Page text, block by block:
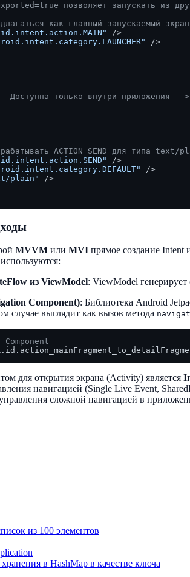
позволяет запускать из
как главный запускаемый
/>
/>
Доступна только внутри приложения -->
ACTION_SEND для типа text/
/>
/>
plain"
/>
MVVM или MVI прямое создание Intent
из ViewModel: ViewModel
Component): Библиотека Android
случае выглядит как вызов метода
для открытия экрана (Activity) является
навигацией (Single Live Event,
сложной навигацией в
из 100 элементов
в HashMap в качестве ключа